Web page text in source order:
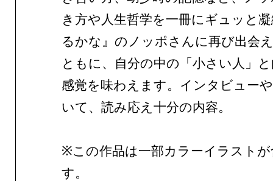
き方や人生哲学を一冊にギュッと
るかな』のノッポさんに再び出会
ともに、自分の中の「小さい人」
感覚を味わえます。インタビュー
いて、読み応え十分の内容。
※この作品は一部カラーイラスト
す。